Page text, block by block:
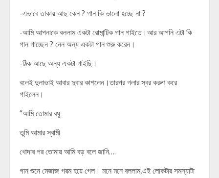
-এভাবে তাকায় আছ কেন ? গান কি ভালো হচ্ছে না ?
-আমি আপনাকে বললাম একটা রোমান্টিক গান গাইতে।আর আপনি এটা কি
গান গাচ্ছেন ? নেন অন্য একটা গান শুরু করেন।
-ঠিক আছে অন্য একটা গাইছি।
বলেই দুলাভাই আবার দুবার কাশলেন।তারপর গলার স্বর করুণ করে
গাইলেন।
“আমি তোমার বধূ
তুমি আমার স্বামী
খোদার পর তোমায় আমি বড় বলে জানি….
গান শুনে মেজাজ গরম হয়ে গেল। মনে মনে বললাম,এই লোকটার সমস্যাটা